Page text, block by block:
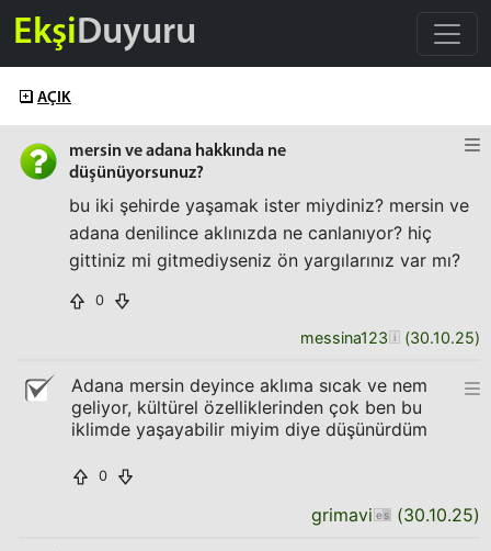
EkşiDuyuru
AÇIK
mersin ve adana hakkında ne
düşünüyorsunuz?
bu iki şehirde yaşamak ister miydiniz? mersin ve
adana denilince aklınızda ne canlanıyor? hiç
gittiniz mi gitmediyseniz ön yargılarınız var mı?
0
messina123 (30.10.25)
Adana mersin deyince aklıma sıcak ve nem
geliyor, kültürel özelliklerinden çok ben bu
iklimde yaşayabilir miyim diye düşünürdüm
0
grimavi (30.10.25)